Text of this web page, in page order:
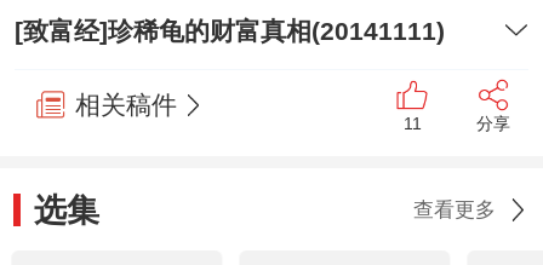
[致富经]珍稀龟的财富真相(20141111)
相关稿件
11 分享
选集 查看更多